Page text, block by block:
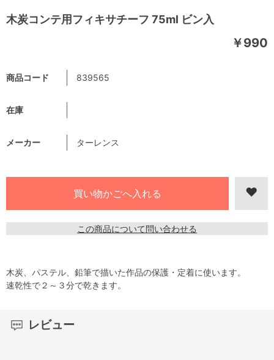
木炭コンテ用フィキサチーフ 75ml ビン入
￥990
商品コード 839565
在庫
メーカー ターレンス
この商品について問い合わせる
木炭、パステル、鉛筆で描いた作品の保護・定着に使います。
速乾性で２～３分で乾きます。
レビュー